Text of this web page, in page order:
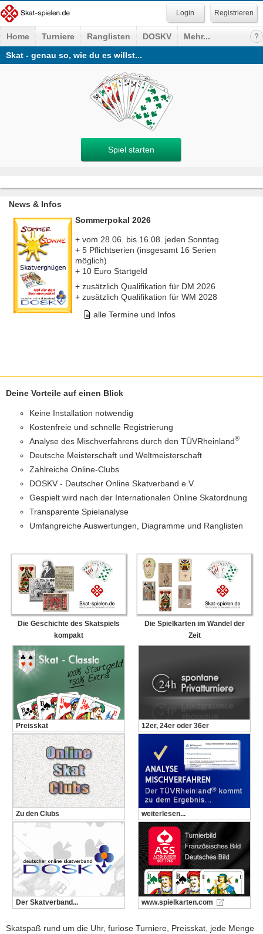
Registrieren
Home Turniere Ranglisten DOSKV
Mehr...
Skat - genau so, wie du es willst...
Spiel starten
News & Infos
Sommerpokal 2026
+ vom 28.06. bis 16.08. jeden Sonntag
+ 5 Pflichtserien (insgesamt 16 Serien
möglich)
+ 10 Euro Startgeld
+ zusätzlich Qualifikation für DM 2026
+ zusätzlich Qualifikation für WM 2028
alle Termine und Infos
Deine Vorteile auf einen Blick
Keine Installation notwendig
Kostenfreie und schnelle Registrierung
Analyse des Mischverfahrens durch den TÜVRheinland®
Deutsche Meisterschaft und Weltmeisterschaft
Zahlreiche Online-Clubs
DOSKV - Deutscher Online Skatverband e.V.
Gespielt wird nach der Internationalen Online Skatordnung
Transparente Spielanalyse
Umfangreiche Auswertungen, Diagramme und Ranglisten
Die Geschichte des Skatspiels
kompakt
Die Spielkarten im Wandel der
Zeit
Preisskat 12er, 24er oder 36er
Zu den Clubs weiterlesen...
Der Skatverband... www.spielkarten.com
Skatspaß rund um die Uhr, furiose Turniere, Preisskat, jede Menge